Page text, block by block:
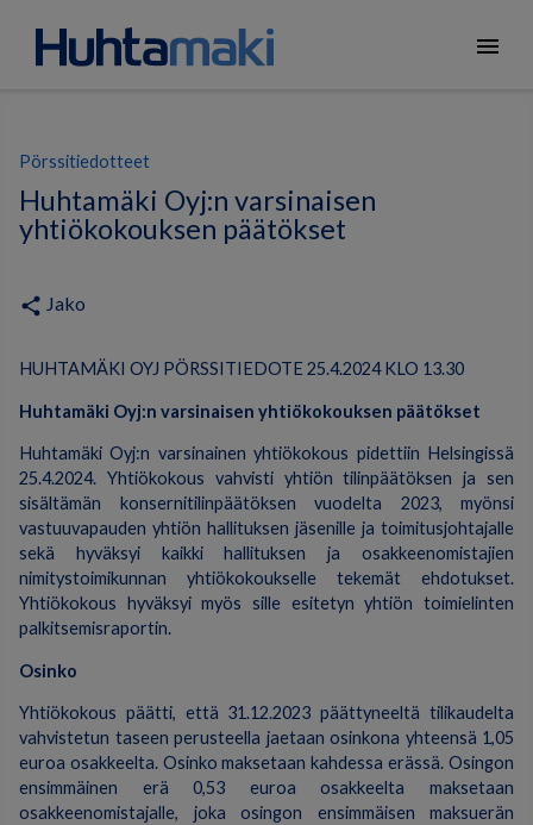
menu
Pörssitiedotteet
Huhtamäki Oyj:n varsinaisen
yhtiökokouksen päätökset
share Jako
HUHTAMÄKI OYJ PÖRSSITIEDOTE 25.4.2024 KLO 13.30
Huhtamäki Oyj:n varsinaisen yhtiökokouksen päätökset
Huhtamäki Oyj:n varsinainen yhtiökokous pidettiin Helsingissä
25.4.2024. Yhtiökokous vahvisti yhtiön tilinpäätöksen ja sen
sisältämän konsernitilinpäätöksen vuodelta 2023, myönsi
vastuuvapauden yhtiön hallituksen jäsenille ja toimitusjohtajalle
sekä hyväksyi kaikki hallituksen ja osakkeenomistajien
nimitystoimikunnan yhtiökokoukselle tekemät ehdotukset.
Yhtiökokous hyväksyi myös sille esitetyn yhtiön toimielinten
palkitsemisraportin.
Osinko
Yhtiökokous päätti, että 31.12.2023 päättyneeltä tilikaudelta
vahvistetun taseen perusteella jaetaan osinkona yhteensä 1,05
euroa osakkeelta. Osinko maksetaan kahdessa erässä. Osingon
ensimmäinen erä 0,53 euroa osakkeelta maksetaan
osakkeenomistajalle, joka osingon ensimmäisen maksuerän